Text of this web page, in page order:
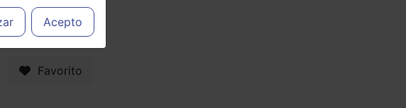
Acepto
Favorito